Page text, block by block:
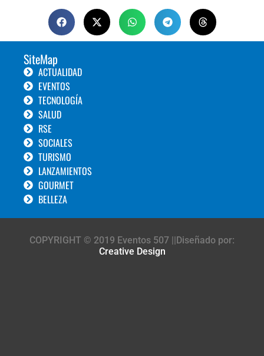
SiteMap
ACTUALIDAD
EVENTOS
TECNOLOGÍA
SALUD
RSE
SOCIALES
TURISMO
LANZAMIENTOS
GOURMET
BELLEZA
COPYRIGHT © 2019 Eventos 507 ||Diseñado por:
Creative Design